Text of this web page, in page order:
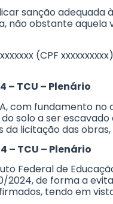
sanção adequada
não obstante
(CPF
– TCU – Plenário
com fundamento
solo a ser
licitação das obras,
– TCU – Plenário
Federal de
2024, de forma a
tendo em